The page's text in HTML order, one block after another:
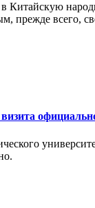
прежде
визита